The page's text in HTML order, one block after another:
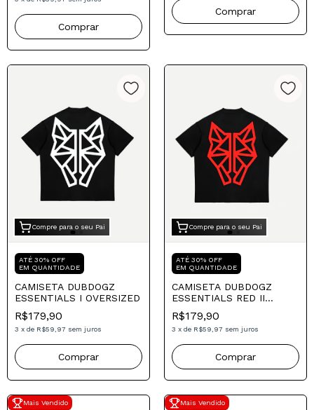
Comprar
Comprar
Compre para o seu Pai
ATÉ 30% OFF
EM QUANTIDADE
CAMISETA DUBDOGZ
ESSENTIALS I OVERSIZED
R$179,90
3 x de R$59,97 sem juros
Comprar
Compre para o seu Pai
ATÉ 30% OFF
EM QUANTIDADE
CAMISETA DUBDOGZ
ESSENTIALS RED II
OVERSIZED
R$179,90
3 x de R$59,97 sem juros
Comprar
Mais Vendido Mais Vendido